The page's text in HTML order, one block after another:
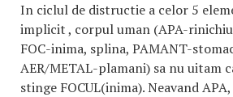
In ciclul de distructie a celor 5
implicit , corpul uman (APA-
FOC-inima, splina, PAMANT-
AER/METAL-plamani) sa nu uitam
stinge FOCUL(inima). Neavand